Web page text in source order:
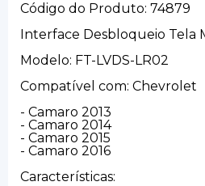
Código do Produto: 74879
Interface Desbloqueio Tela
Modelo: FT-LVDS-LR02
Compatível com: Chevrolet
- Camaro 2013
- Camaro 2014
- Camaro 2015
- Camaro 2016
Características: